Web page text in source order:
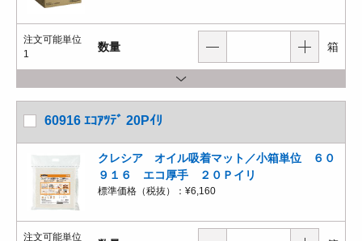
注文可能単位
1
数量 箱
60916 ｴｺｱﾂﾃﾞ 20Pｲﾘ
クレシア オイル吸着マット／小箱単位 ６０
９１６ エコ厚手 ２０Ｐイリ
標準価格（税抜）： ¥6,160
注文可能単位